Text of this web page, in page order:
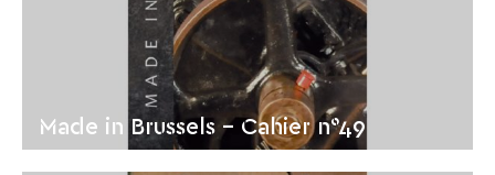
Made in Brussels - Cahier n°49